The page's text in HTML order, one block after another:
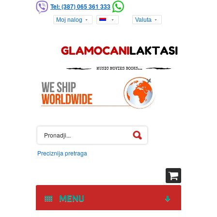
Tel: (387) 065 361 333
Moj nalog Valuta
Preciznija pretraga
MENU